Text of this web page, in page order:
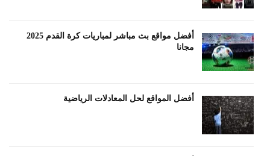
أفضل مواقع بث مباشر لمباريات كرة القدم 2025
مجانا
أفضل المواقع لحل المعادلات الرياضية